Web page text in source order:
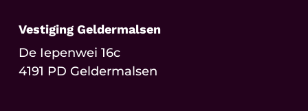
Vestiging Geldermalsen
De Iepenwei 16c
4191 PD Geldermalsen